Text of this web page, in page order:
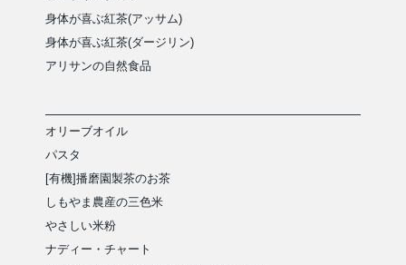
身体が喜ぶ紅茶(アッサム)
身体が喜ぶ紅茶(ダージリン)
アリサンの自然食品
オリーブオイル
パスタ
[有機]播磨園製茶のお茶
しもやま農産の三色米
やさしい米粉
ナディー・チャート